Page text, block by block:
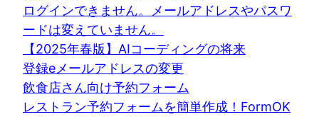
ログインできません。メールアドレスやパスワ
ードは変えていません。
【2025年春版】AIコーディングの将来
登録eメールアドレスの変更
飲食店さん向け予約フォーム
レストラン予約フォームを簡単作成！FormOK